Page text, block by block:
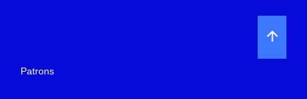
Patrons